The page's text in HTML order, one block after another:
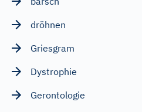
dröhnen
Griesgram
Dystrophie
Gerontologie